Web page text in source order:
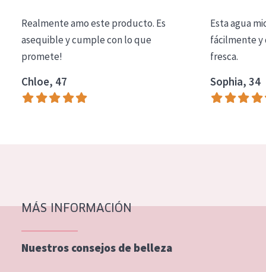
Essentials
Lift+
Expert
Piel madura
Piel menopáusica
Realmente amo este producto. Es
asequible y cumple con lo que
promete!
Chloe, 47
Esta agua
fácilmente y
fresca.
Sophia, 34
MÁS INFORMACIÓN
Nuestros consejos de belleza